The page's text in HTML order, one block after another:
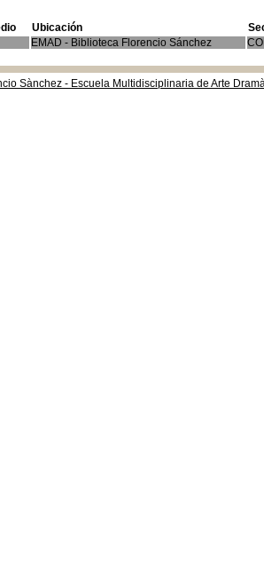
Ubicación
EMAD - Biblioteca Florencio Sánchez
Sànchez - Escuela Multidisciplinaria de Arte